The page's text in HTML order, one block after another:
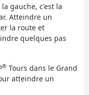
gauche, c'est la
Atteindre un
la route et
quelques pas
® Tours dans le Grand
atteindre un